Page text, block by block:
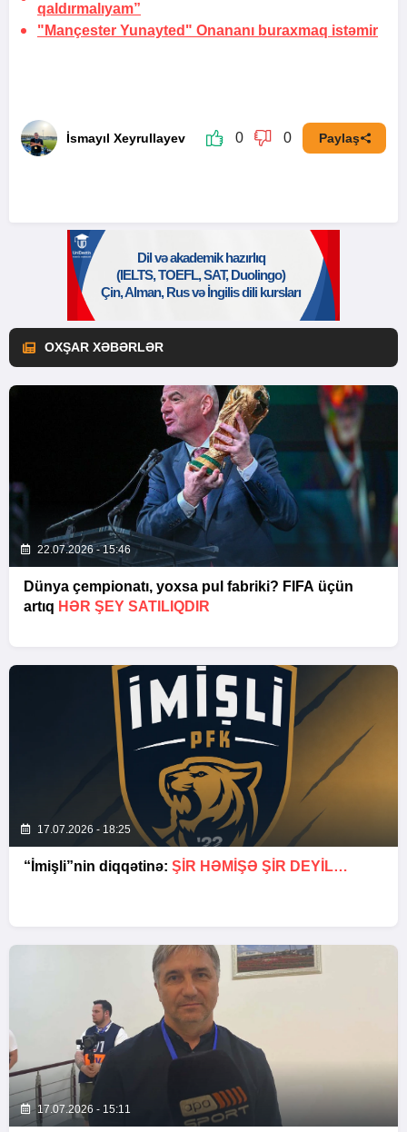
qaldırmalıyam”
"Mançester Yunayted" Onananı buraxmaq istəmir
İsmayıl Xeyrullayev 0 0 Paylaş
OXŞAR XƏBƏRLƏR
22.07.2026 - 15:46
Dünya çempionatı, yoxsa pul fabriki? FIFA üçün
artıq HƏR ŞEY SATILIQDIR
17.07.2026 - 18:25
“İmişli”nin diqqətinə: ŞIR HƏMIŞƏ ŞIR DEYIL…
17.07.2026 - 15:11